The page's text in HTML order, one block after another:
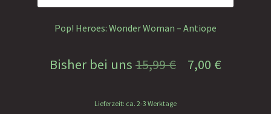
Pop! Heroes: Wonder Woman – Antiope
Bisher bei uns 15,99€
Ursprünglicher
7,00 €
Lieferzeit: ca. 2-3 Werktage